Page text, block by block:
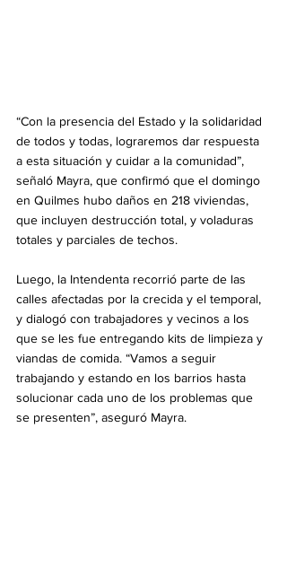
“Con la presencia del Estado y la solidaridad
de todos y todas, lograremos dar respuesta
a esta situación y cuidar a la comunidad”,
señaló Mayra, que confirmó que el domingo
en Quilmes hubo daños en 218 viviendas,
que incluyen destrucción total, y voladuras
totales y parciales de techos.
Luego, la Intendenta recorrió parte de las
calles afectadas por la crecida y el temporal,
y dialogó con trabajadores y vecinos a los
que se les fue entregando kits de limpieza y
viandas de comida. “Vamos a seguir
trabajando y estando en los barrios hasta
solucionar cada uno de los problemas que
se presenten”, aseguró Mayra.